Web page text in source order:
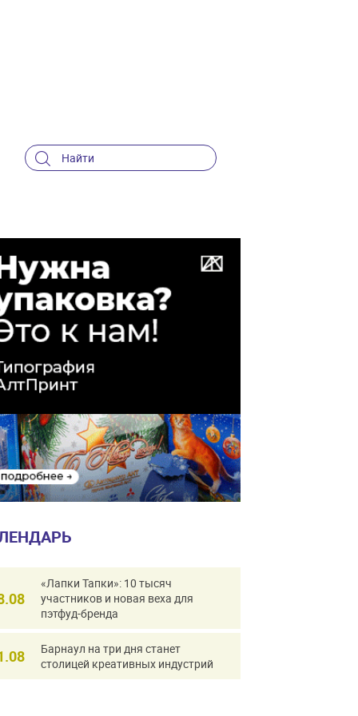
«Лапки Тапки»: 10 тысяч
участников и новая веха для
пэтфуд-бренда
Барнаул на три дня станет
столицей креативных индустрий